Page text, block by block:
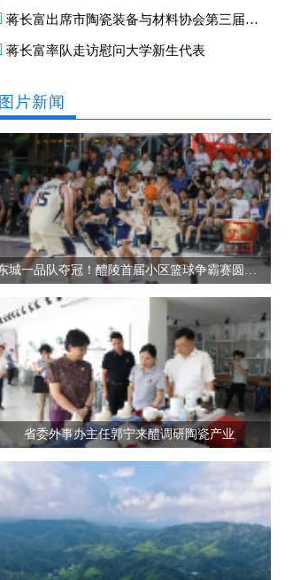
蒋长富出席市陶瓷装备与材料协会第三届二次会员大会
蒋长富率队走访慰问大学新生代表
图片新闻
东城一品队夺冠！醴陵首届小区篮球争霸赛圆满收官
省委外事办主任郭宁来醴调研陶瓷产业